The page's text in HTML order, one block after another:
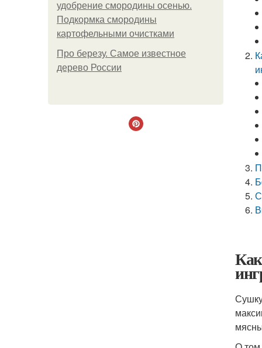
удобрение смородины осенью.
Подкормка смородины
картофельными очистками
Про березу. Самое известное
дерево России